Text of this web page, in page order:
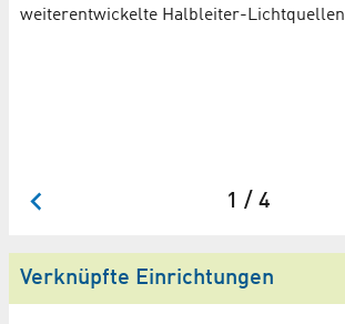
weiterentwickelte Halbleiter-Lichtquellen
1 / 4
Verknüpfte Einrichtungen